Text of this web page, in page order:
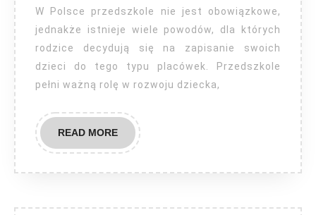
obowiązkowe?
W Polsce przedszkole nie jest obowiązkowe,
jednakże istnieje wiele powodów, dla których
rodzice decydują się na zapisanie swoich
dzieci do tego typu placówek. Przedszkole
pełni ważną rolę w rozwoju dziecka,
READ MOREREAD
MORE